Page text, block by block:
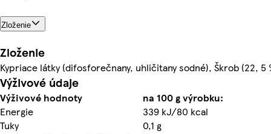
Zloženie
Zloženie
Kypriace látky (difosforečnany, uhličitany sodné), Škrob (22, 5
Výživové údaje
Výživové hodnoty
na 100 g výrobku:
Energie
339 kJ/80 kcal
Tuky
0,1 g